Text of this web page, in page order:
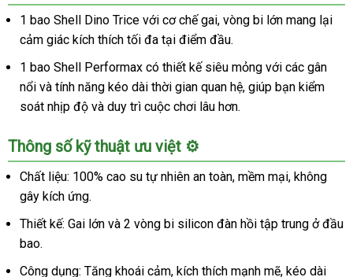
1 bao Shell Dino Trice với cơ chế gai, vòng bi lớn mang lại
cảm giác kích thích tối đa tại điểm đầu.
1 bao Shell Performax có thiết kế siêu mỏng với các gân
nổi và tính năng kéo dài thời gian quan hệ, giúp bạn kiểm
soát nhịp độ và duy trì cuộc chơi lâu hơn.
Thông số kỹ thuật ưu việt ⚙️
Chất liệu: 100% cao su tự nhiên an toàn, mềm mại, không
gây kích ứng.
Thiết kế: Gai lớn và 2 vòng bi silicon đàn hồi tập trung ở đầu
bao.
Công dụng: Tăng khoái cảm, kích thích mạnh mẽ, kéo dài